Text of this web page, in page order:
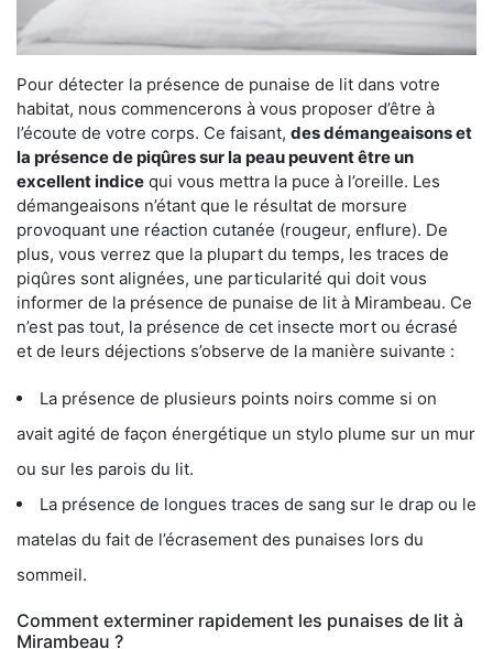
Pour détecter la présence de punaise de lit dans votre
habitat, nous commencerons à vous proposer d’être à
l’écoute de votre corps. Ce faisant, des démangeaisons et
la présence de piqûres sur la peau peuvent être un
excellent indice qui vous mettra la puce à l’oreille. Les
démangeaisons n’étant que le résultat de morsure
provoquant une réaction cutanée (rougeur, enflure). De
plus, vous verrez que la plupart du temps, les traces de
piqûres sont alignées, une particularité qui doit vous
informer de la présence de punaise de lit à Mirambeau. Ce
n’est pas tout, la présence de cet insecte mort ou écrasé
et de leurs déjections s’observe de la manière suivante :
La présence de plusieurs points noirs comme si on
avait agité de façon énergétique un stylo plume sur un mur
ou sur les parois du lit.
La présence de longues traces de sang sur le drap ou le
matelas du fait de l’écrasement des punaises lors du
sommeil.
Comment exterminer rapidement les punaises de lit à
Mirambeau ?